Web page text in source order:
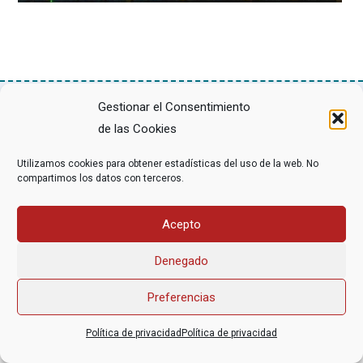
Gestionar el Consentimiento
de las Cookies
Utilizamos cookies para obtener estadísticas del uso de la web. No
compartimos los datos con terceros.
Acepto
Denegado
Preferencias
Política de privacidad Política de privacidad
Asociación Federal Derecho a Morir Dignamente (DMD)